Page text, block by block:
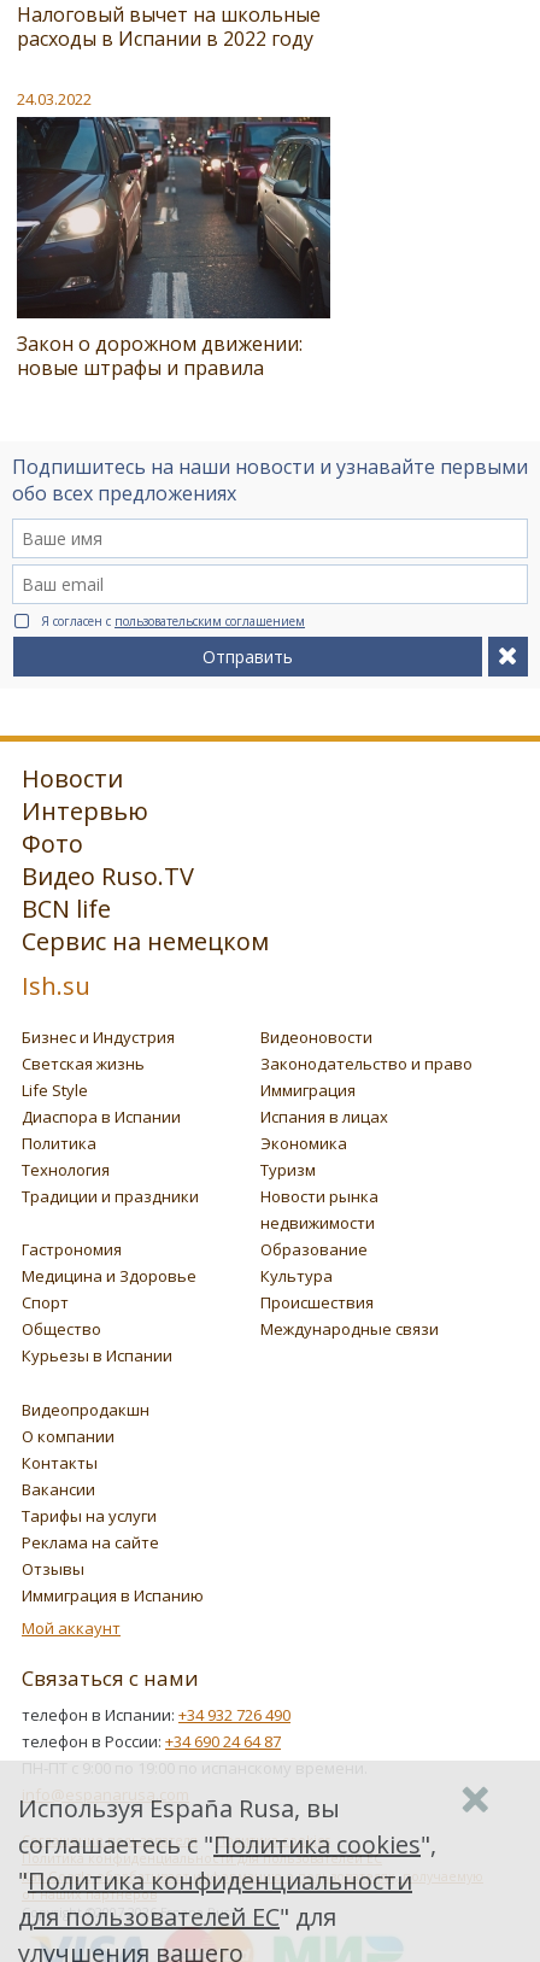
Налоговый вычет на школьные
расходы в Испании в 2022 году
24.03.2022
Закон о дорожном движении:
новые штрафы и правила
Подпишитесь на наши новости и узнавайте первыми
обо всех предложениях
Я согласен с пользовательским соглашением
Отправить
Новости
Интервью
Фото
Видео Ruso.TV
BCN life
Сервис на немецком
Ish.su
Бизнес и Индустрия
Видеоновости
Светская жизнь
Законодательство и право
Life Style
Иммиграция
Диаспора в Испании
Испания в лицах
Политика
Экономика
Технология
Туризм
Традиции и праздники
Новости рынка
недвижимости
Гастрономия
Образование
Медицина и Здоровье
Культура
Спорт
Происшествия
Общество
Международные связи
Курьезы в Испании
Видеопродакшн
О компании
Контакты
Вакансии
Тарифы на услуги
Реклама на сайте
Отзывы
Иммиграция в Испанию
Мой аккаунт
Связаться с нами
телефон в Испании: +34 932 726 490
телефон в России: +34 690 24 64 87
ПН-ПТ с 9:00 по 19:00 по испанскому времени.
info@espanarusa.com
Соглашение пользователя
Политика cookies
Политика конфиденциальности для пользователей ЕС
Как Google обрабатывает информацию о пользователях, получаемую
от наших партнеров
Copyright ©2007-2026 Espana Rusa
Используя España Rusa, вы
соглашаетесь с "Политика cookies",
"Политика конфиденциальности
для пользователей ЕС" для
улучшения вашего